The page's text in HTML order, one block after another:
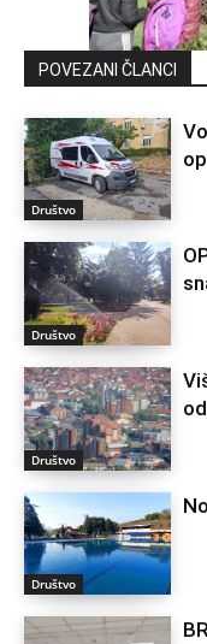
POVEZANI ČLANCI
Društvo
Društvo
Društvo
Društvo